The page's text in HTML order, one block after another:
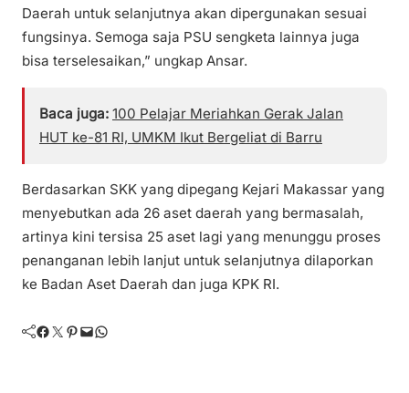
Daerah untuk selanjutnya akan dipergunakan sesuai
fungsinya. Semoga saja PSU sengketa lainnya juga
bisa terselesaikan,” ungkap Ansar.
Baca juga: 100 Pelajar Meriahkan Gerak Jalan
HUT ke-81 RI, UMKM Ikut Bergeliat di Barru
Berdasarkan SKK yang dipegang Kejari Makassar yang
menyebutkan ada 26 aset daerah yang bermasalah,
artinya kini tersisa 25 aset lagi yang menunggu proses
penanganan lebih lanjut untuk selanjutnya dilaporkan
ke Badan Aset Daerah dan juga KPK RI.
Facebook Twitter Pinterest Mail WhatsApp